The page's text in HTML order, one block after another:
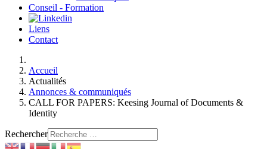
Conseil - Formation
Liens
Contact
Accueil
Actualités
Annonces & communiqués
CALL FOR PAPERS: Keesing Journal of Documents &
Identity
Rechercher